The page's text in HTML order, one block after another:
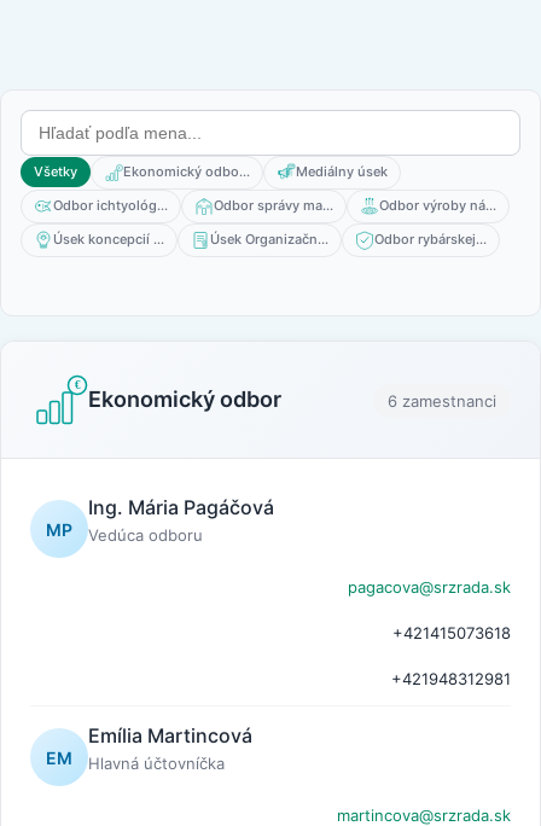
Všetky Ekonomický odbo...
Mediálny úsek
Odbor ichtyológ...
Odbor správy ma...
Odbor výroby ná...
Úsek koncepcií ...
Úsek Organizačn... Odbor rybárskej...
Ekonomický odbor 6 zamestnanci
MP
Ing. Mária Pagáčová
Vedúca odboru
pagacova@srzrada.sk
+421415073618
+421948312981
EM
Emília Martincová
Hlavná účtovníčka
martincova@srzrada.sk